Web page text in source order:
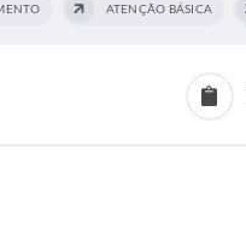
ATENÇÃO BÁSICA